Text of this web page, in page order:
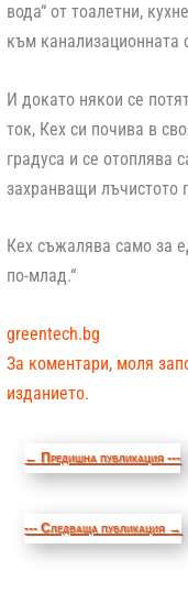
вода“ от тоалетни,
към канализационната
И докато някои се
ток, Кех си почива в
градуса и се отоплява
захранващи лъчистото
Кех съжалява само за
по-млад.“
greentech.bg
За коментари, моля
изданието.
← Предишна публикация ---
--- Следваща публикация →